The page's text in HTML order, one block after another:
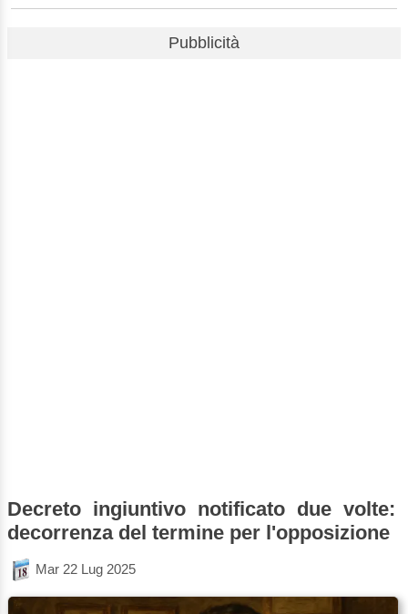
Pubblicità
Decreto ingiuntivo notificato due volte:
decorrenza del termine per l'opposizione
Mar 22 Lug 2025